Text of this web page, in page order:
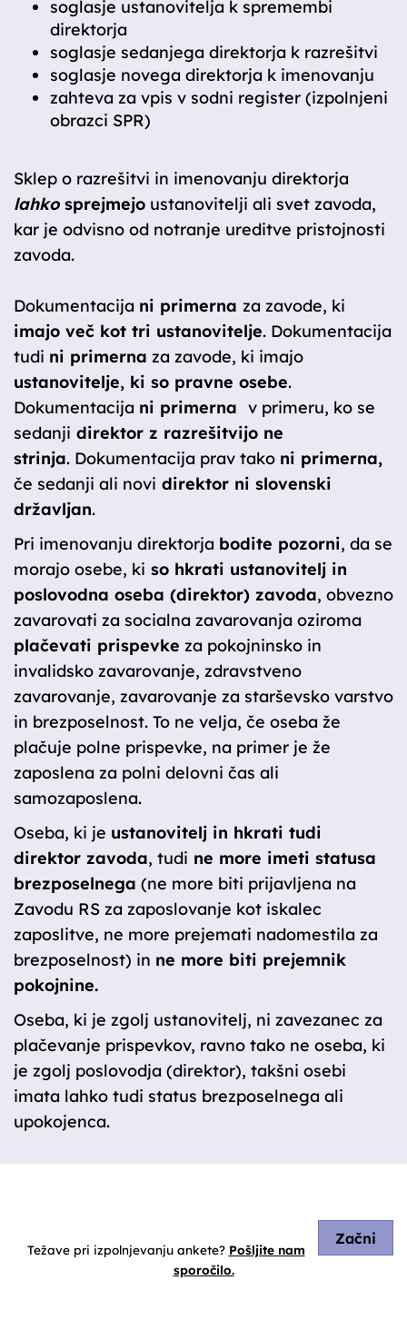
soglasje ustanovitelja k spremembi
direktorja
soglasje sedanjega direktorja k razrešitvi
soglasje novega direktorja k imenovanju
zahteva za vpis v sodni register (izpolnjeni
obrazci SPR)
Sklep o razrešitvi in imenovanju direktorja
lahkosprejmejo ustanovitelji ali svet zavoda,
kar je odvisno od notranje ureditve pristojnosti
zavoda.
Dokumentacija ni primerna za zavode, ki
imajo več kot tri ustanovitelje. Dokumentacija
tudi ni primerna za zavode, ki imajo
ustanovitelje, ki so pravne osebe.
Dokumentacija ni primerna v primeru, ko se
sedanji direktor z razrešitvijo ne
strinja. Dokumentacija prav tako ni primerna,
če sedanji ali novi direktor ni slovenski
državljan.
Pri imenovanju direktorja bodite pozorni, da se
morajo osebe, ki so hkrati ustanovitelj in
poslovodna oseba (direktor) zavoda, obvezno
zavarovati za socialna zavarovanja oziroma
plačevati prispevke za pokojninsko in
invalidsko zavarovanje, zdravstveno
zavarovanje, zavarovanje za starševsko varstvo
in brezposelnost. To ne velja, če oseba že
plačuje polne prispevke, na primer je že
zaposlena za polni delovni čas ali
samozaposlena.
Oseba, ki je ustanovitelj in hkrati tudi
direktor zavoda, tudi ne more imeti statusa
brezposelnega (ne more biti prijavljena na
Zavodu RS za zaposlovanje kot iskalec
zaposlitve, ne more prejemati nadomestila za
brezposelnost) in ne more biti prejemnik
pokojnine.
Oseba, ki je zgolj ustanovitelj, ni zavezanec za
plačevanje prispevkov, ravno tako ne oseba, ki
je zgolj poslovodja (direktor), takšni osebi
imata lahko tudi status brezposelnega ali
upokojenca.
Začni
Težave pri izpolnjevanju ankete? Pošljite nam
sporočilo.